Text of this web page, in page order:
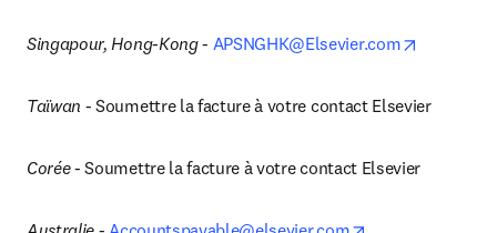
Singapour, Hong-Kong - APSNGHK@Elsevier.com
Taïwan - Soumettre la facture à votre contact Elsevier
Corée - Soumettre la facture à votre contact Elsevier